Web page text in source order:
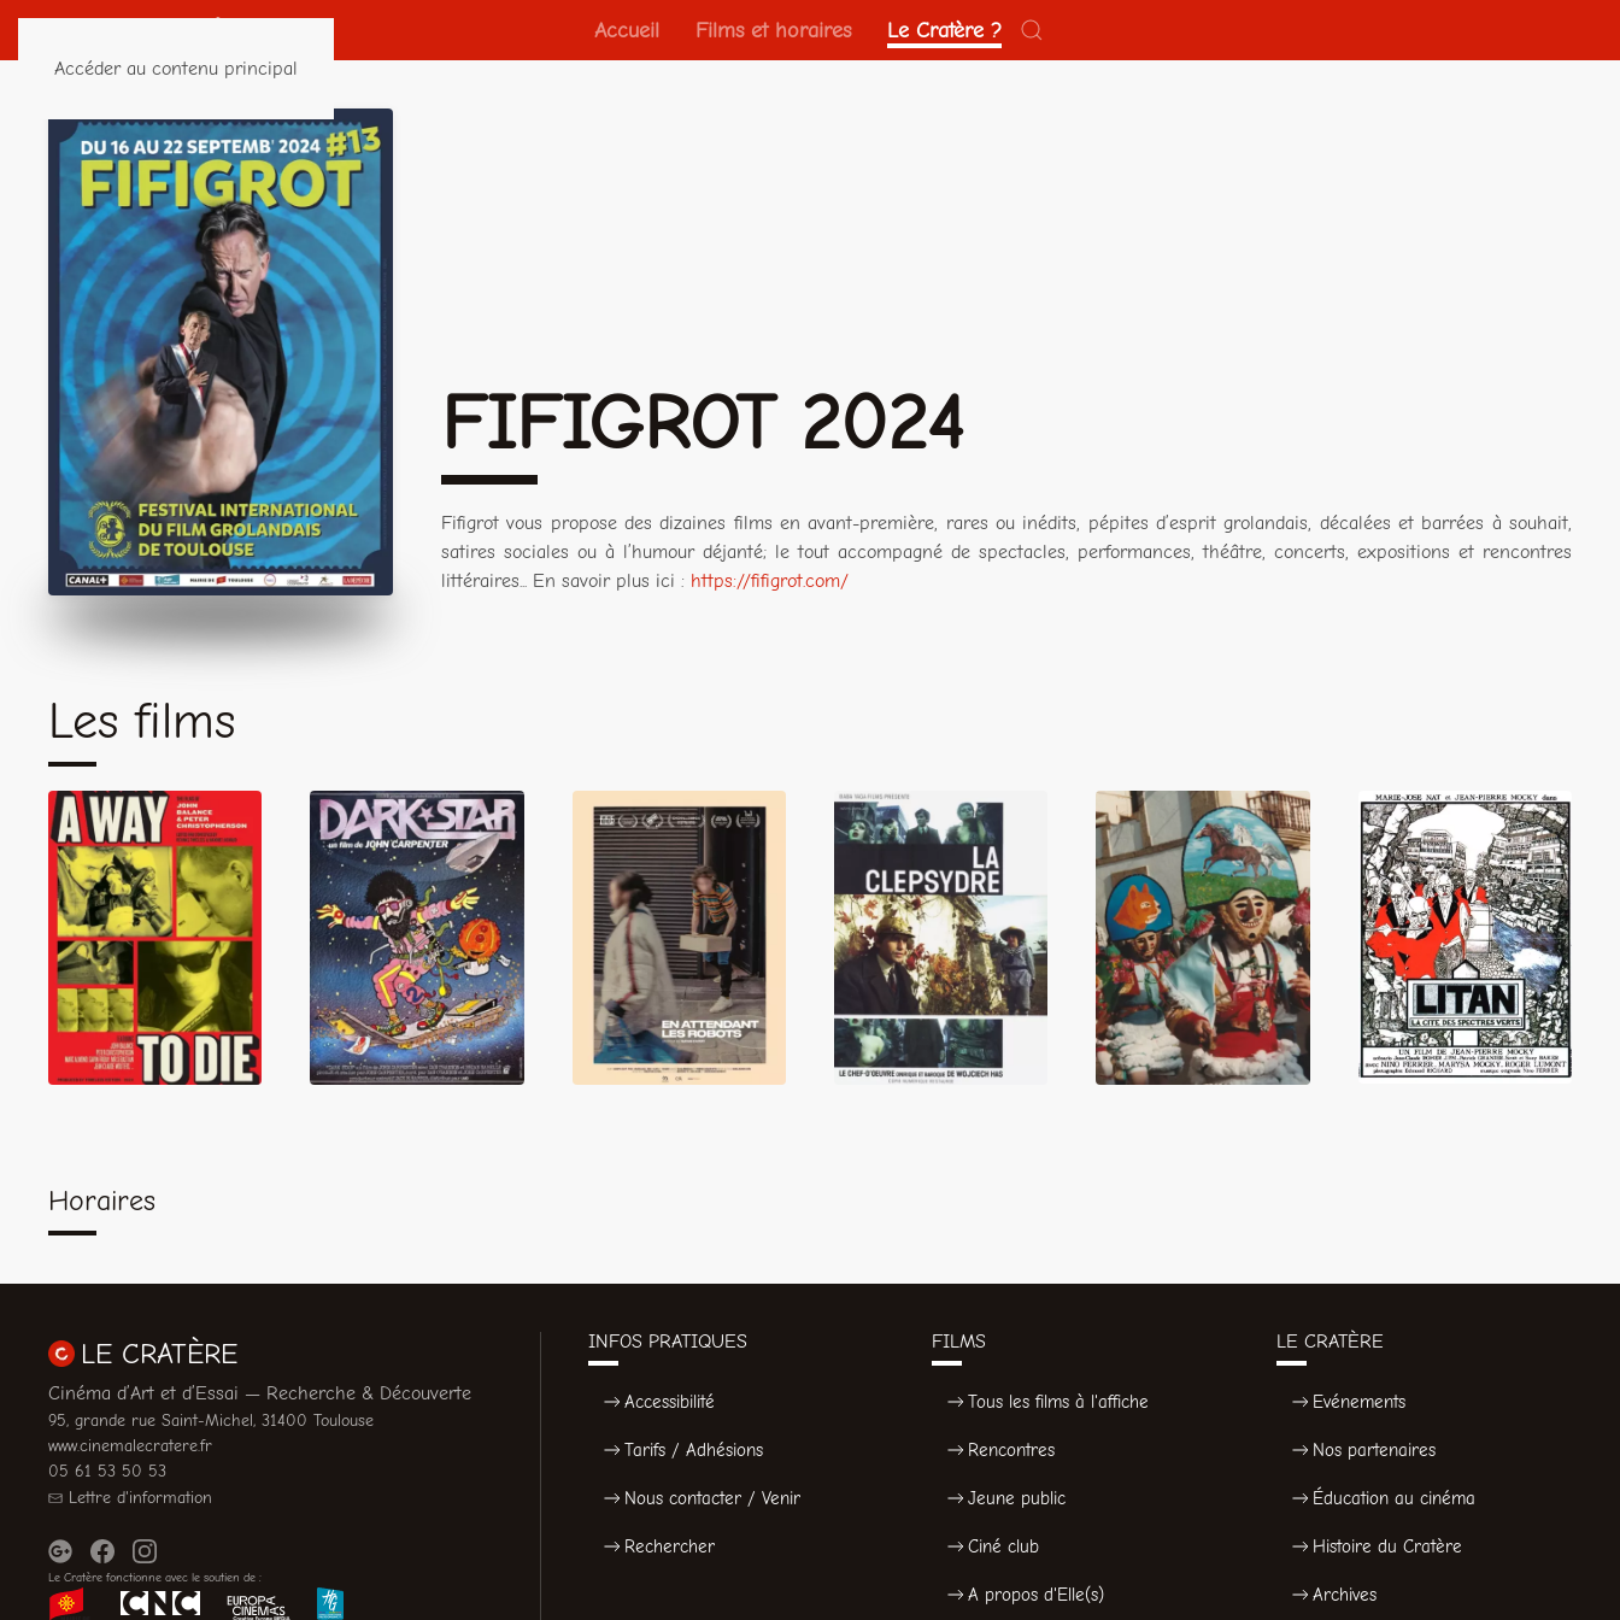
Accéder au contenu principal
Accueil Films et horaires Le Cratère ?
FIFIGROT 2024
Fifigrot vous propose des dizaines films en avant-première, rares ou inédits, pépites d’esprit grolandais, décalées et barrées à souhait,
satires sociales ou à l’humour déjanté; le tout accompagné de spectacles, performances, théâtre, concerts, expositions et rencontres
littéraires... En savoir plus ici : https://fifigrot.com/
Les films
A way to die The
Films of John
Balance and
Peter
Christopherson
Dark Star
IA VS Connerie
naturelle -
Programme de
courts métrages
La Clepsydre
Le Testament de
l'âne
Litan (Les
voleurs de
visages)
Horaires
LE CRATÈRE
Cinéma d’Art et d’Essai — Recherche & Découverte
95, grande rue Saint-Michel, 31400 Toulouse
www.cinemalecratere.fr
05 61 53 50 53
Lettre d'information
Le Cratère fonctionne avec le soutien de :
INFOS PRATIQUES
Accessibilité
Tarifs / Adhésions
Nous contacter / Venir
Rechercher
FILMS
Tous les films à l'affiche
Rencontres
Jeune public
Ciné club
A propos d'Elle(s)
LE CRATÈRE
Evénements
Nos partenaires
Éducation au cinéma
Histoire du Cratère
Archives